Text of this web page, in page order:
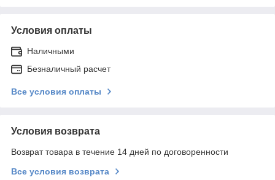
Условия оплаты
Наличными
Безналичный расчет
Все условия оплаты
Условия возврата
Возврат товара в течение 14 дней по договоренности
Все условия возврата